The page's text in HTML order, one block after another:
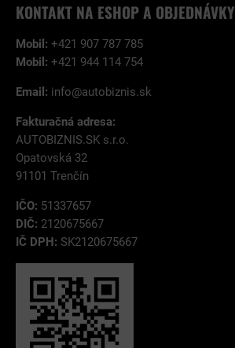
KONTAKT NA ESHOP A OBJEDNÁVKY
Mobil: +421 907 787 785
Mobil: +421 944 114 754
Email: info@autobiznis.sk
Fakturačná adresa:
AUTOBIZNIS.SK s.r.o.
Opatovská 32
91101 Trenčín
IČO: 51337657
DIČ: 2120675667
IČ DPH: SK2120675667